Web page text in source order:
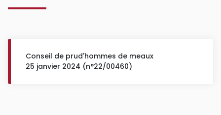
Conseil de prud'hommes de meaux
25 janvier 2024 (n°22/00460)